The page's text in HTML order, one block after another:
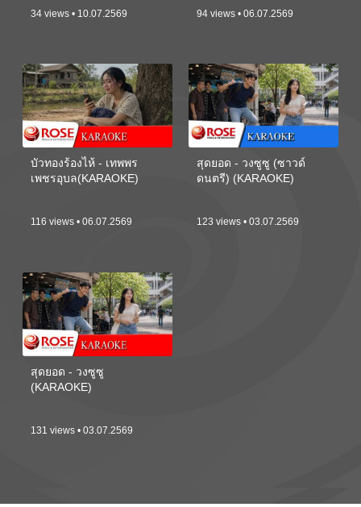
34 views • 10.07.2569 94 views • 06.07.2569
บัวทองร้องไห้ - เทพพร
เพชรอุบล(KARAOKE)
116 views • 06.07.2569
สุดยอด - วงซูซู (ซาวด์
ดนตรี) (KARAOKE)
123 views • 03.07.2569
สุดยอด - วงซูซู
(KARAOKE)
131 views • 03.07.2569